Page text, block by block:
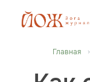
Главная